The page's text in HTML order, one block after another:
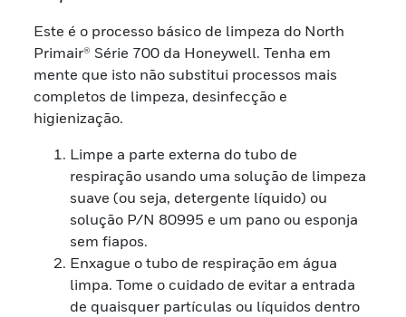
Este é o processo básico de limpeza do North
Primair® Série 700 da Honeywell. Tenha em
mente que isto não substitui processos mais
completos de limpeza, desinfecção e
higienização.
Limpe a parte externa do tubo de
respiração usando uma solução de limpeza
suave (ou seja, detergente líquido) ou
solução P/N 80995 e um pano ou esponja
sem fiapos.
Enxague o tubo de respiração em água
limpa. Tome o cuidado de evitar a entrada
de quaisquer partículas ou líquidos dentro